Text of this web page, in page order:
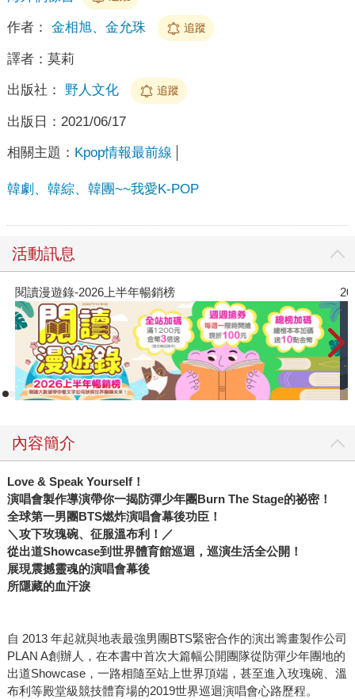
作者： 金相旭、金允珠 追蹤
譯者： 莫莉
出版社： 野人文化 追蹤
出版日： 2021/06/17
相關主題： Kpop情報最前線
韓劇、韓綜、韓團~~我愛K-POP
活動訊息
閱讀漫遊錄-2026上半年暢銷榜
內容簡介
Love & Speak Yourself！
演唱會製作導演帶你一揭防彈少年團Burn The Stage的祕密！
全球第一男團BTS燃炸演唱會幕後功臣！
＼攻下玫瑰碗、征服溫布利！／
從出道Showcase到世界體育館巡迴，巡演生活全公開！
展現震撼靈魂的演唱會幕後
所隱藏的血汗淚
自 2013 年起就與地表最強男團BTS緊密合作的演出籌畫製作公司
PLAN A創辦人，在本書中首次大篇幅公開團隊從防彈少年團地的
出道Showcase，一路相隨至站上世界頂端，甚至進入玫瑰碗、溫
布利等殿堂級競技體育場的2019世界巡迴演唱會心路歷程。